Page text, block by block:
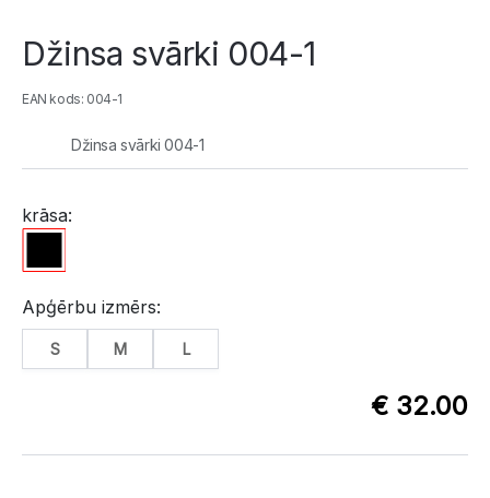
Džinsa svārki 004-1
EAN kods: 004-1
Džinsa svārki 004-1
krāsa:
Apģērbu izmērs:
S M L
€ 32.00